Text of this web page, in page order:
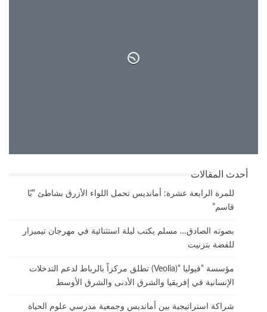
أحدث المقالات
للمرة الرابعة عشرة: أمانديس تحمل اللواء الأزرق بشاطئ “بّا
قاسم”
بصوته الصادق… مسلم يكتب ليلة استثنائية في مهرجان تيميزار
للفضة بتزنيت
مؤسسة “فيوليا “(Veolia) تطلق مركزاً بالرباط لدعم التدخلات
الإنسانية في إفريقيا والشرق الأدنى والشرق الأوسط
شراكة استراتيجية بين أمانديس وجمعية مدرسي علوم الحياة